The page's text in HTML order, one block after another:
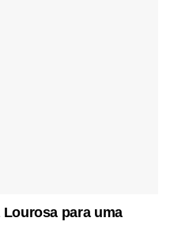
Lourosa para uma